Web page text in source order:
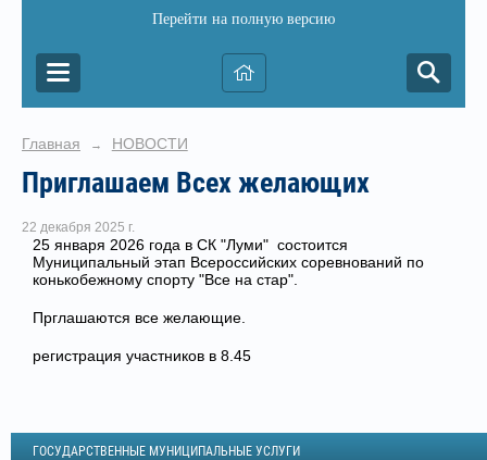
Перейти на полную версию
Главная → НОВОСТИ
Приглашаем Всех желающих
22 декабря 2025 г.
25 января 2026 года в СК "Луми" состоится
Муниципальный этап Всероссийских соревнований по
конькобежному спорту "Все на стар".
Прглашаются все желающие.
регистрация участников в 8.45
ГОСУДАРСТВЕННЫЕ МУНИЦИПАЛЬНЫЕ УСЛУГИ